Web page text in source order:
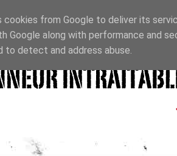
cookies from Google to deliver its
Google along with performance and
to detect and address abuse.